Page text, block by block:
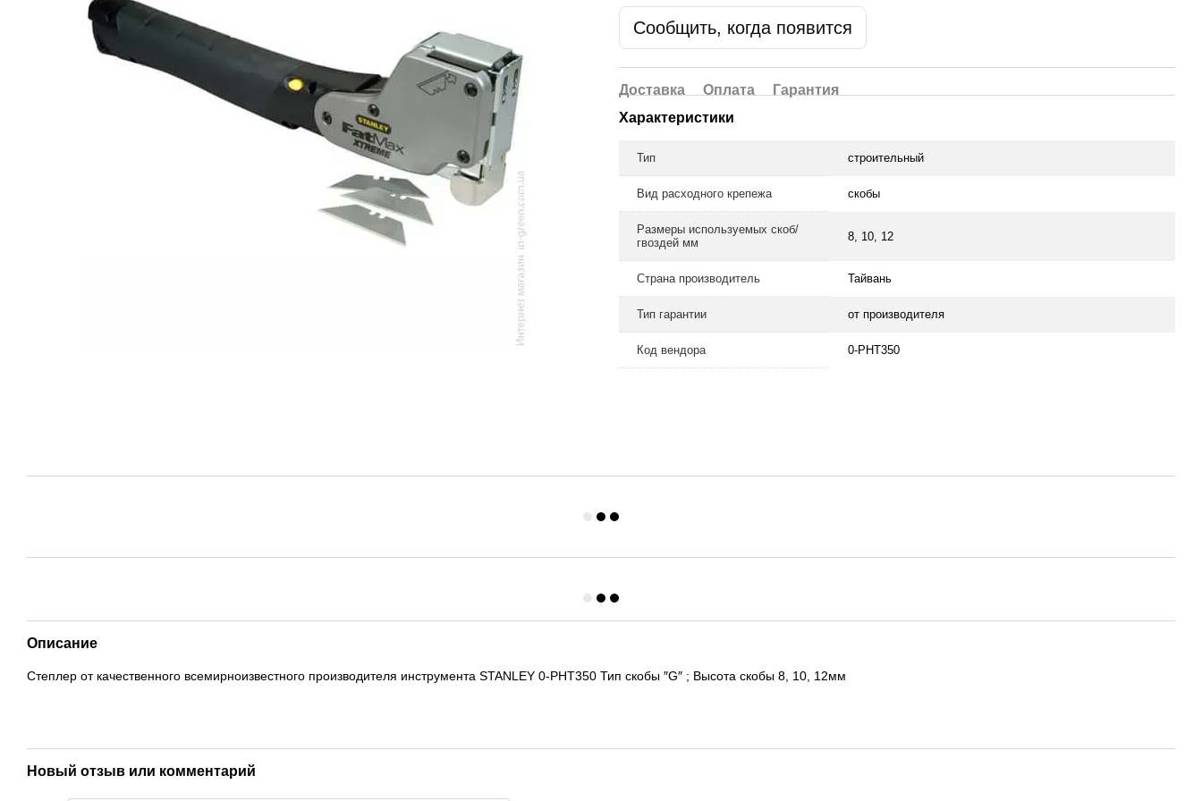
Сообщить, когда появится
Доставка Оплата
Гарантия
Характеристики
Тип строительный
Вид расходного крепежа скобы
Размеры используемых скоб/
гвоздей мм
8, 10, 12
Страна производитель Тайвань
Тип гарантии от производителя
Код вендора 0-PHT350
Описание
Степлер от качественного всемирноизвестного производителя инструмента STANLEY 0-PHT350 Тип скобы ″G″ ; Высота скобы 8, 10, 12мм
Новый отзыв или комментарий